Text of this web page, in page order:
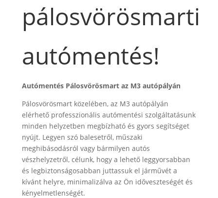
pálosvörösmarti
autómentés!
Autómentés Pálosvörösmart az M3 autópályán
Pálosvörösmart közelében, az M3 autópályán
elérhető professzionális autómentési szolgáltatásunk
minden helyzetben megbízható és gyors segítséget
nyújt. Legyen szó balesetről, műszaki
meghibásodásról vagy bármilyen autós
vészhelyzetről, célunk, hogy a lehető leggyorsabban
és legbiztonságosabban juttassuk el járművét a
kívánt helyre, minimalizálva az Ön időveszteségét és
kényelmetlenségét.